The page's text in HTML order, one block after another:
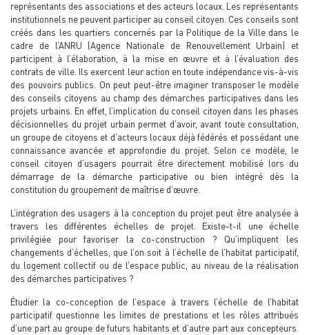
représentants des associations et des acteurs locaux. Les représentants
institutionnels ne peuvent participer au conseil citoyen. Ces conseils sont
créés dans les quartiers concernés par la Politique de la Ville dans le
cadre de l’ANRU (Agence Nationale de Renouvellement Urbain) et
participent à l’élaboration, à la mise en œuvre et à l’évaluation des
contrats de ville. Ils exercent leur action en toute indépendance vis-à-vis
des pouvoirs publics. On peut peut-être imaginer transposer le modèle
des conseils citoyens au champ des démarches participatives dans les
projets urbains. En effet, l’implication du conseil citoyen dans les phases
décisionnelles du projet urbain permet d’avoir, avant toute consultation,
un groupe de citoyens et d’acteurs locaux déjà fédérés et possédant une
connaissance avancée et approfondie du projet. Selon ce modèle, le
conseil citoyen d’usagers pourrait être directement mobilisé lors du
démarrage de la démarche participative ou bien intégré dès la
constitution du groupement de maîtrise d’œuvre.
L’intégration des usagers à la conception du projet peut être analysée à
travers les différentes échelles de projet. Existe-t-il une échelle
privilégiée pour favoriser la co-construction ? Qu’impliquent les
changements d’échelles, que l’on soit à l’échelle de l’habitat participatif,
du logement collectif ou de l’espace public, au niveau de la réalisation
des démarches participatives ?
Étudier la co-conception de l’espace à travers l’échelle de l’habitat
participatif questionne les limites de prestations et les rôles attribués
d’une part au groupe de futurs habitants et d’autre part aux concepteurs.